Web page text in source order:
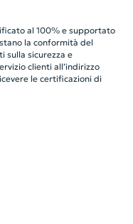
al 100% e supportato
la conformità del
sulla sicurezza e
clienti all’indirizzo
le certificazioni di